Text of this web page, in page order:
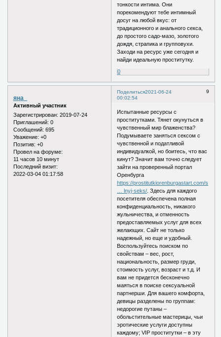
тонкости интима. Они
порекомендуют тебе интимный
досуг на любой вкус: от
традиционного и анального секса,
до простого садо-мазо, золотого
дождя, страпика и групповухи.
Заходи на ресурс уже сегодня и
найди идеальную проститутку.
0
Поделиться 9
2021-06-24
00:02:54
яна_
Активный участник
Зарегистрирован: 2019-07-24
Приглашений: 0
Сообщений: 695
Уважение: +0
Позитив: +0
Провел на форуме:
11 часов 10 минут
Последний визит:
2022-03-04 01:17:58
Испытанные ресурсы с
проститутками. Тянет окунуться в
чувственный мир блаженства?
Подумываете заняться сексом с
чувственной и податливой
индивидуалкой, но боитесь, что вас
кинут? Значит вам точно следует
зайти на проверенный портал
Оренбурга
https://prostitutkiorenburgastart.com/s
… lnyj-seks/ . Здесь для каждого
посетителя обеспечена полная
конфиденциальность, никакого
жульничества, и отменность
предоставляемых услуг для всех
желающих. Сайт не только
надежный, но еще и удобный.
Воспользуйтесь поиском по
свойствам – вес, рост,
национальность, размер груди,
стоимость услуг, возраст и т.д. И
вам не придется бесконечно
маяться в поиске сексуальной
партнерши. Для вашего комфорта,
девицы разделены по группам:
недорогие путаны –
обольстительные мастерицы, чьи
эротические услуги доступны
каждому; VIP проститутки – в эту